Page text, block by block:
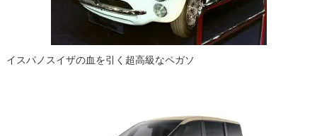
イスパノスイザの血を引く超高級なペガソ